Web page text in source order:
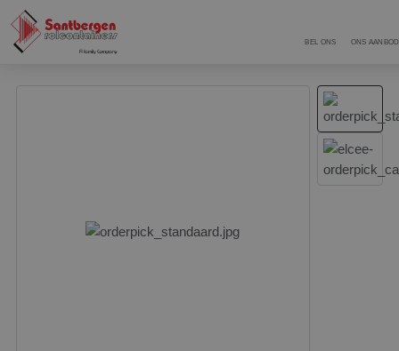
BEL ONS ONS AANBOD